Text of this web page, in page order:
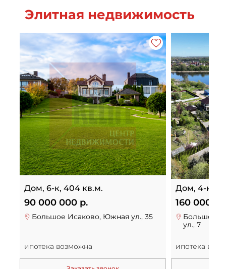
Элитная недвижимость
Дом, 6-к, 404 кв.м.
90 000 000 р.
Большое Исаково, Южная ул., 35
ипотека возможна
Дом, 4-к,
160 000
Большое
ул., 7
ипотека